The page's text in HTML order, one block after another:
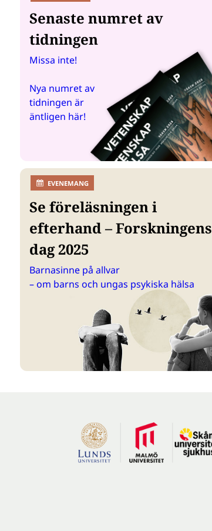
Senaste numret av
tidningen
Missa inte!
Nya numret av
tidningen är
äntligen här!
EVENEMANG
Se föreläsningen i
efterhand – Forskningens
dag 2025
Barnasinne på allvar
– om barns och ungas psykiska hälsa